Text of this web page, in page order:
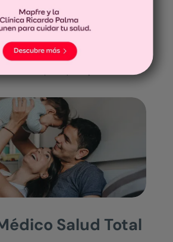
de Mapfrete ofrecen diversos
del plan que elijas.
Salud Total